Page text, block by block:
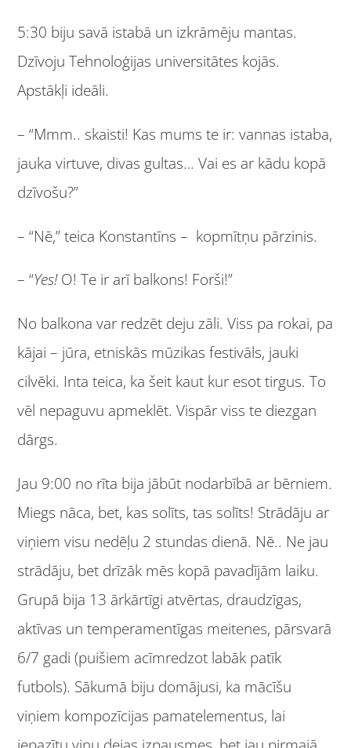
5:30 biju savā istabā un izkrāmēju mantas.
Dzīvoju Tehnoloģijas universitātes kojās.
Apstākļi ideāli.
– “Mmm.. skaisti! Kas mums te ir: vannas istaba,
jauka virtuve, divas gultas… Vai es ar kādu kopā
dzīvošu?”
– “Nē,” teica Konstantīns – kopmītņu pārzinis.
– “Yes!O! Te ir arī balkons! Forši!”
No balkona var redzēt deju zāli. Viss pa rokai, pa
kājai – jūra, etniskās mūzikas festivāls, jauki
cilvēki. Inta teica, ka šeit kaut kur esot tirgus. To
vēl nepaguvu apmeklēt. Vispār viss te diezgan
dārgs.
Jau 9:00 no rīta bija jābūt nodarbībā ar bērniem.
Miegs nāca, bet, kas solīts, tas solīts! Strādāju ar
viņiem visu nedēļu 2 stundas dienā. Nē.. Ne jau
strādāju, bet drīzāk mēs kopā pavadījām laiku.
Grupā bija 13 ārkārtīgi atvērtas, draudzīgas,
aktīvas un temperamentīgas meitenes, pārsvarā
6/7 gadi (puišiem acīmredzot labāk patīk
futbols). Sākumā biju domājusi, ka mācīšu
viņiem kompozīcijas pamatelementus, lai